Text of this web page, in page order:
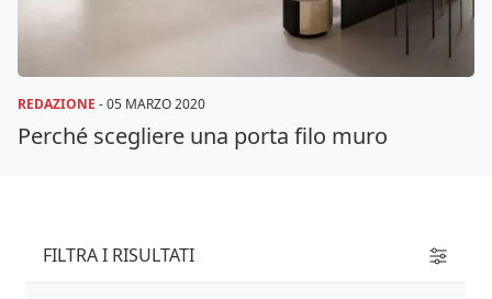
REDAZIONE -05 MARZO 2020
Perché scegliere una porta filo muro
FILTRA I RISULTATI